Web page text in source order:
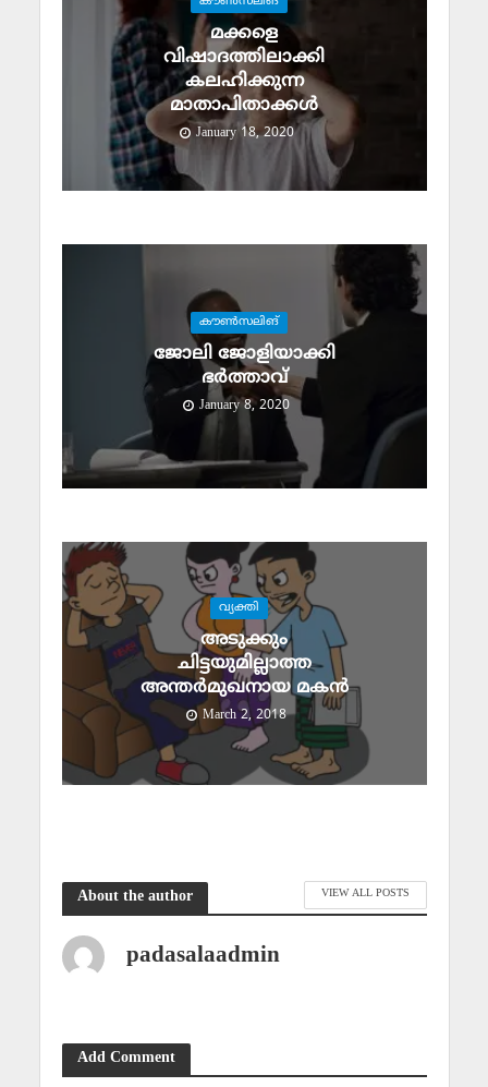
മക്കളെ
വിഷാദത്തിലാക്കി
കലഹിക്കുന്ന
മാതാപിതാക്കള്‍
January 18, 2020
കൗണ്‍സലിങ്‌
ജോലി ജോളിയാക്കി
ഭര്‍ത്താവ്
January 8, 2020
വ്യക്തി
അടുക്കും
ചിട്ടയുമില്ലാത്ത
അന്തര്‍മുഖനായ മകന്‍
March 2, 2018
About the author VIEW ALL POSTS
padasalaadmin
Add Comment